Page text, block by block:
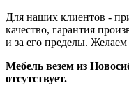
Для наших клиентов -
качество, гарантия
и за его пределы.
Мебель везем из
отсутствует.